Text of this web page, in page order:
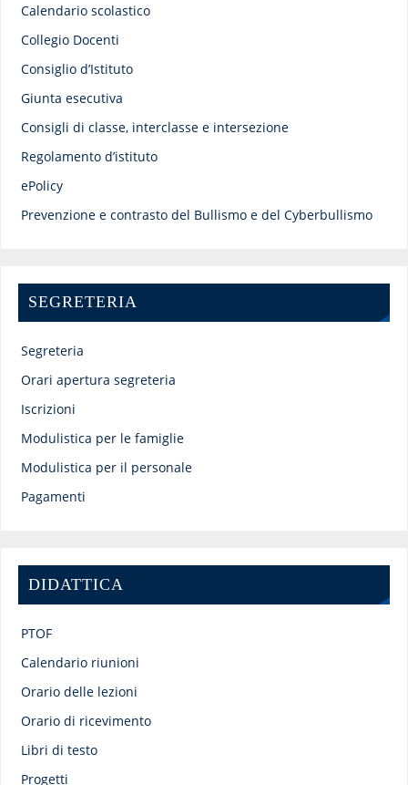
Calendario scolastico
Collegio Docenti
Consiglio d’Istituto
Giunta esecutiva
Consigli di classe, interclasse e intersezione
Regolamento d’istituto
ePolicy
Prevenzione e contrasto del Bullismo e del Cyberbullismo
SEGRETERIA
Segreteria
Orari apertura segreteria
Iscrizioni
Modulistica per le famiglie
Modulistica per il personale
Pagamenti
DIDATTICA
PTOF
Calendario riunioni
Orario delle lezioni
Orario di ricevimento
Libri di testo
Progetti